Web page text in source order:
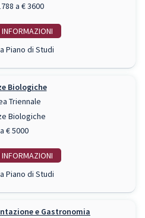
a € 3600
INFO
Piano di Studi
Biologiche
Triennale
Biologiche
€ 5000
INFO
Piano di Studi
e Gastronomia